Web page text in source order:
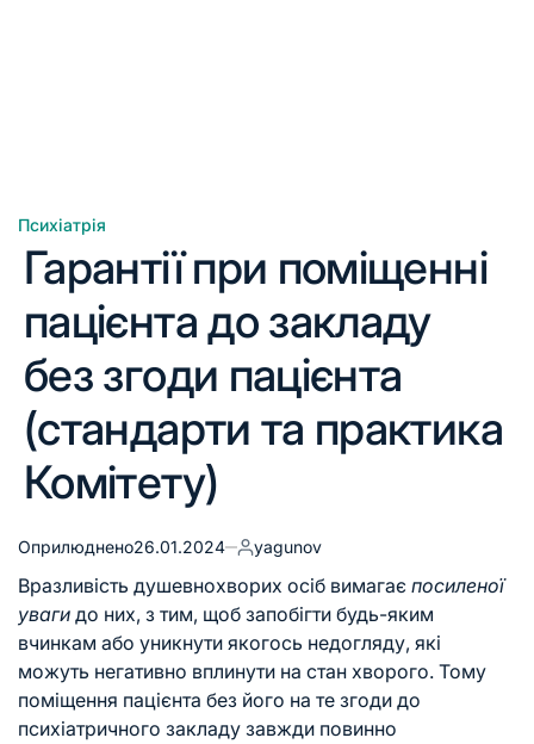
Психіатрія
Гарантії при поміщенні
пацієнта до закладу
без згоди пацієнта
(стандарти та практика
Комітету)
Оприлюднено26.01.2024 yagunov
Вразливість душевнохворих осіб вимагає посиленої
уваги до них, з тим, щоб запобігти будь-яким
вчинкам або уникнути якогось недогляду, які
можуть негативно вплинути на стан хворого. Тому
поміщення пацієнта без його на те згоди до
психіатричного закладу завжди повинно